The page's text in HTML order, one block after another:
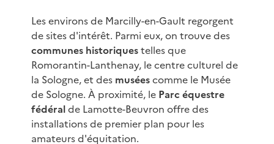
Les environs de Marcilly-en-Gault regorgent
de sites d'intérêt. Parmi eux, on trouve des
communes historiquestelles que
Romorantin-Lanthenay, le centre culturel de
la Sologne, et des muséescomme le Musée
de Sologne. À proximité, le Parc équestre
fédéralde Lamotte-Beuvron offre des
installations de premier plan pour les
amateurs d'équitation.